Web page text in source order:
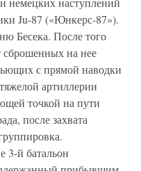
Ju-87 («Юнкерс-87»).
Бесека. После того
сброшенных на нее
с прямой наводки
артиллерии
точкой на пути
после захвата
3-й батальон